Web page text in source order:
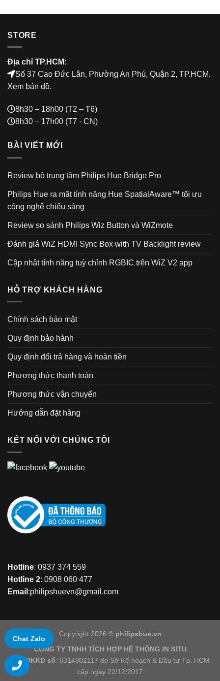
STORE
Địa chỉ TP.HCM:
Số 37 Cao Đức Lân, Phường An Phú, Quận 2, TP.HCM.
Xem bản đồ.
8h30 – 18h00 (T2 – T6)
8h30 – 17h00 (T7 - CN)
BÀI VIẾT MỚI
Review bộ trung tâm Philips Hue Bridge Pro
Philips Hue ra măt tính năng Hue SpatialAware™ tối ưu
công nghệ chiếu sáng
Review so sánh Philips Wiz Button và WiZmote
Đánh giá WiZ HDMI Sync Box with TV Backlight review
Cập nhật tính năng tuỳ chỉnh RGBIC trên WiZ V2 app
HỖ TRỢ KHÁCH HÀNG
Chính sách bảo mật
Quy định bảo hành
Quy định đổi trả hàng và hoàn tiền
Phương thức thanh toán
Phương thức vận chuyển
Hướng dẫn đặt hàng
KẾT NỐI VỚI CHÚNG TÔI
Hotline: 0937 374 559
Hotline 2: 0908 060 477
Email :philipshuevn@gmail.com
Copyright 2026 © philipshue.vn
CÔNG TY TNHH TÍCH HỢP HỆ THỐNG IN SITU
GCNDKKD số: 0314802117 do Sở Kế hoạch & Đầu tư Tp. HCM
cấp ngày 22/12/2017
Chat Zalo